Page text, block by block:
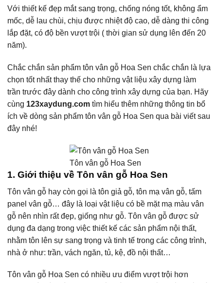
Với thiết kế đẹp mắt sang trọng, chống nóng tốt, không ẩm
mốc, dễ lau chùi, chịu được nhiệt độ cao, dễ dàng thi công
lắp đặt, có độ bền vượt trội ( thời gian sử dụng lên đến 20
năm).
Chắc chắn sản phẩm tôn vân gỗ Hoa Sen chắc chắn là lựa
chọn tốt nhất thay thế cho những vật liệu xây dựng làm
trần trước đây dành cho công trình xây dựng của bạn. Hãy
cùng 123xaydung.com tìm hiểu thêm những thông tin bổ
ích về dòng sản phẩm tôn vân gỗ Hoa Sen qua bài viết sau
đây nhé!
Tôn vân gỗ Hoa Sen
1. Giới thiệu về Tôn vân gỗ Hoa Sen
Tôn vân gỗ hay còn gọi là tôn giả gỗ, tôn mạ vân gỗ, tấm
panel vân gỗ… đây là loại vật liệu có bề mặt mạ màu vân
gỗ nên nhìn rất đẹp, giống như gỗ. Tôn vân gỗ được sử
dụng đa dạng trong việc thiết kế các sản phẩm nội thất,
nhằm tôn lên sự sang trọng và tinh tế trong các công trình,
nhà ở như: trần, vách ngăn, tủ, kệ, đồ nội thất…
Tôn vân gỗ Hoa Sen có nhiều ưu điểm vượt trội hơn